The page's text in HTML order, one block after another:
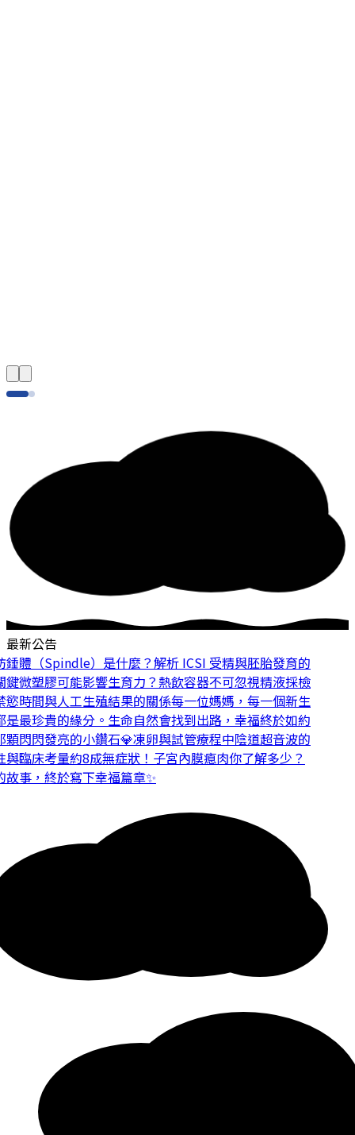
最新公告
體（Spindle）是什麼？解析 ICSI 受精與胚胎發育的
微塑膠可能影響生育力？熱飲容器不可忽視精液採檢
時間與人工生殖結果的關係每一位媽媽，每一個新生
最珍貴的緣分。 生命自然會找到出路，幸福終於如約
閃閃發亮的小鑽石💎凍卵與試管療程中陰道超音波的
臨床考量約8成無症狀！子宮內膜瘜肉你了解多少？
事，終於寫下幸福篇章✨